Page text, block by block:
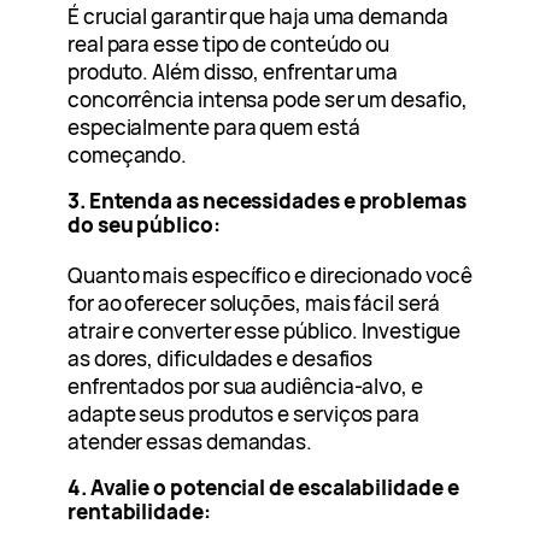
É crucial garantir que haja uma demanda
real para esse tipo de conteúdo ou
produto. Além disso, enfrentar uma
concorrência intensa pode ser um desafio,
especialmente para quem está
começando.
3. Entenda as necessidades e problemas
do seu público:
Quanto mais específico e direcionado você
for ao oferecer soluções, mais fácil será
atrair e converter esse público. Investigue
as dores, dificuldades e desafios
enfrentados por sua audiência-alvo, e
adapte seus produtos e serviços para
atender essas demandas.
4. Avalie o potencial de escalabilidade e
rentabilidade: